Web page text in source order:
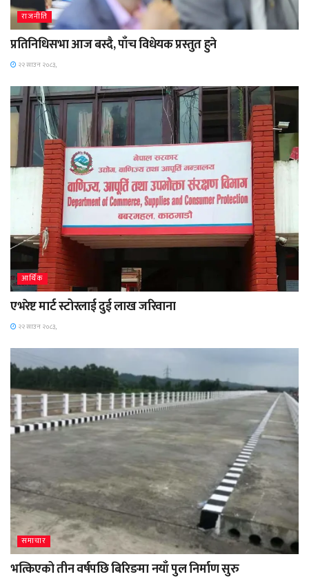
राजनीति
प्रतिनिधिसभा आज बस्दै, पाँच विधेयक प्रस्तुत हुने
२२ साउन २०८३,
आर्थिक
एभरेष्ट मार्ट स्टोरलाई दुई लाख जरिवाना
२२ साउन २०८३,
समाचार
भत्किएको तीन वर्षपछि बिरिङमा नयाँ पुल निर्माण सुरु